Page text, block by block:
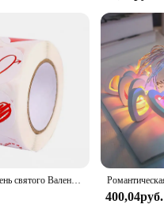
Наклейки на День святого Валентина, 1 дюйм/100 см, 500-2,5 шт.
400,04руб.